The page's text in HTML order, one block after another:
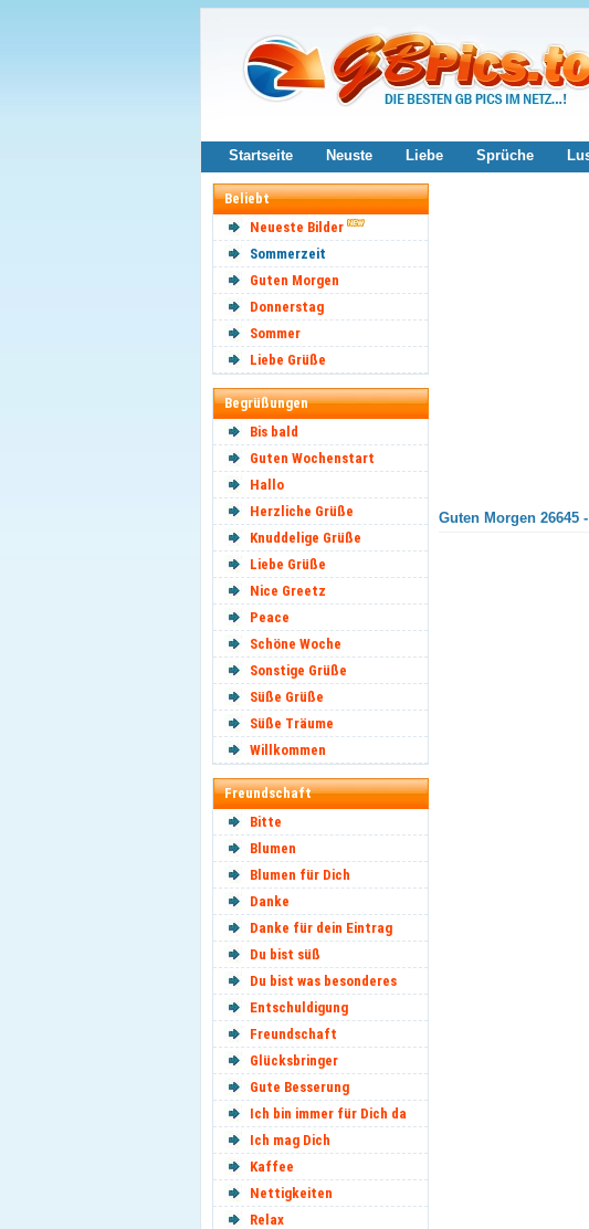
Startseite Neuste Liebe Sprüche
Beliebt
Neueste Bilder
Sommerzeit
Guten Morgen
Donnerstag
Sommer
Liebe Grüße
Begrüßungen
Bis bald
Guten Wochenstart
Hallo
Herzliche Grüße
Knuddelige Grüße
Liebe Grüße
Nice Greetz
Peace
Schöne Woche
Sonstige Grüße
Süße Grüße
Süße Träume
Willkommen
Freundschaft
Bitte
Blumen
Blumen für Dich
Danke
Danke für dein Eintrag
Du bist süß
Du bist was besonderes
Entschuldigung
Freundschaft
Glücksbringer
Gute Besserung
Ich bin immer für Dich da
Ich mag Dich
Kaffee
Nettigkeiten
Relax
Guten Morgen 26645